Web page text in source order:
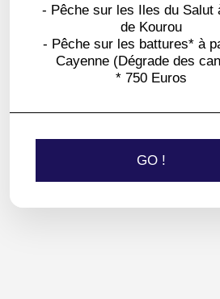
- Pêche sur les Iles du Salut
de Kourou
- Pêche sur les battures* à
Cayenne (Dégrade des
* 750 Euros
GO !